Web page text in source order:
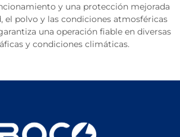
y una protección mejorada
el polvo y las condiciones atmosféricas
una operación fiable en diversas
y condiciones climáticas.